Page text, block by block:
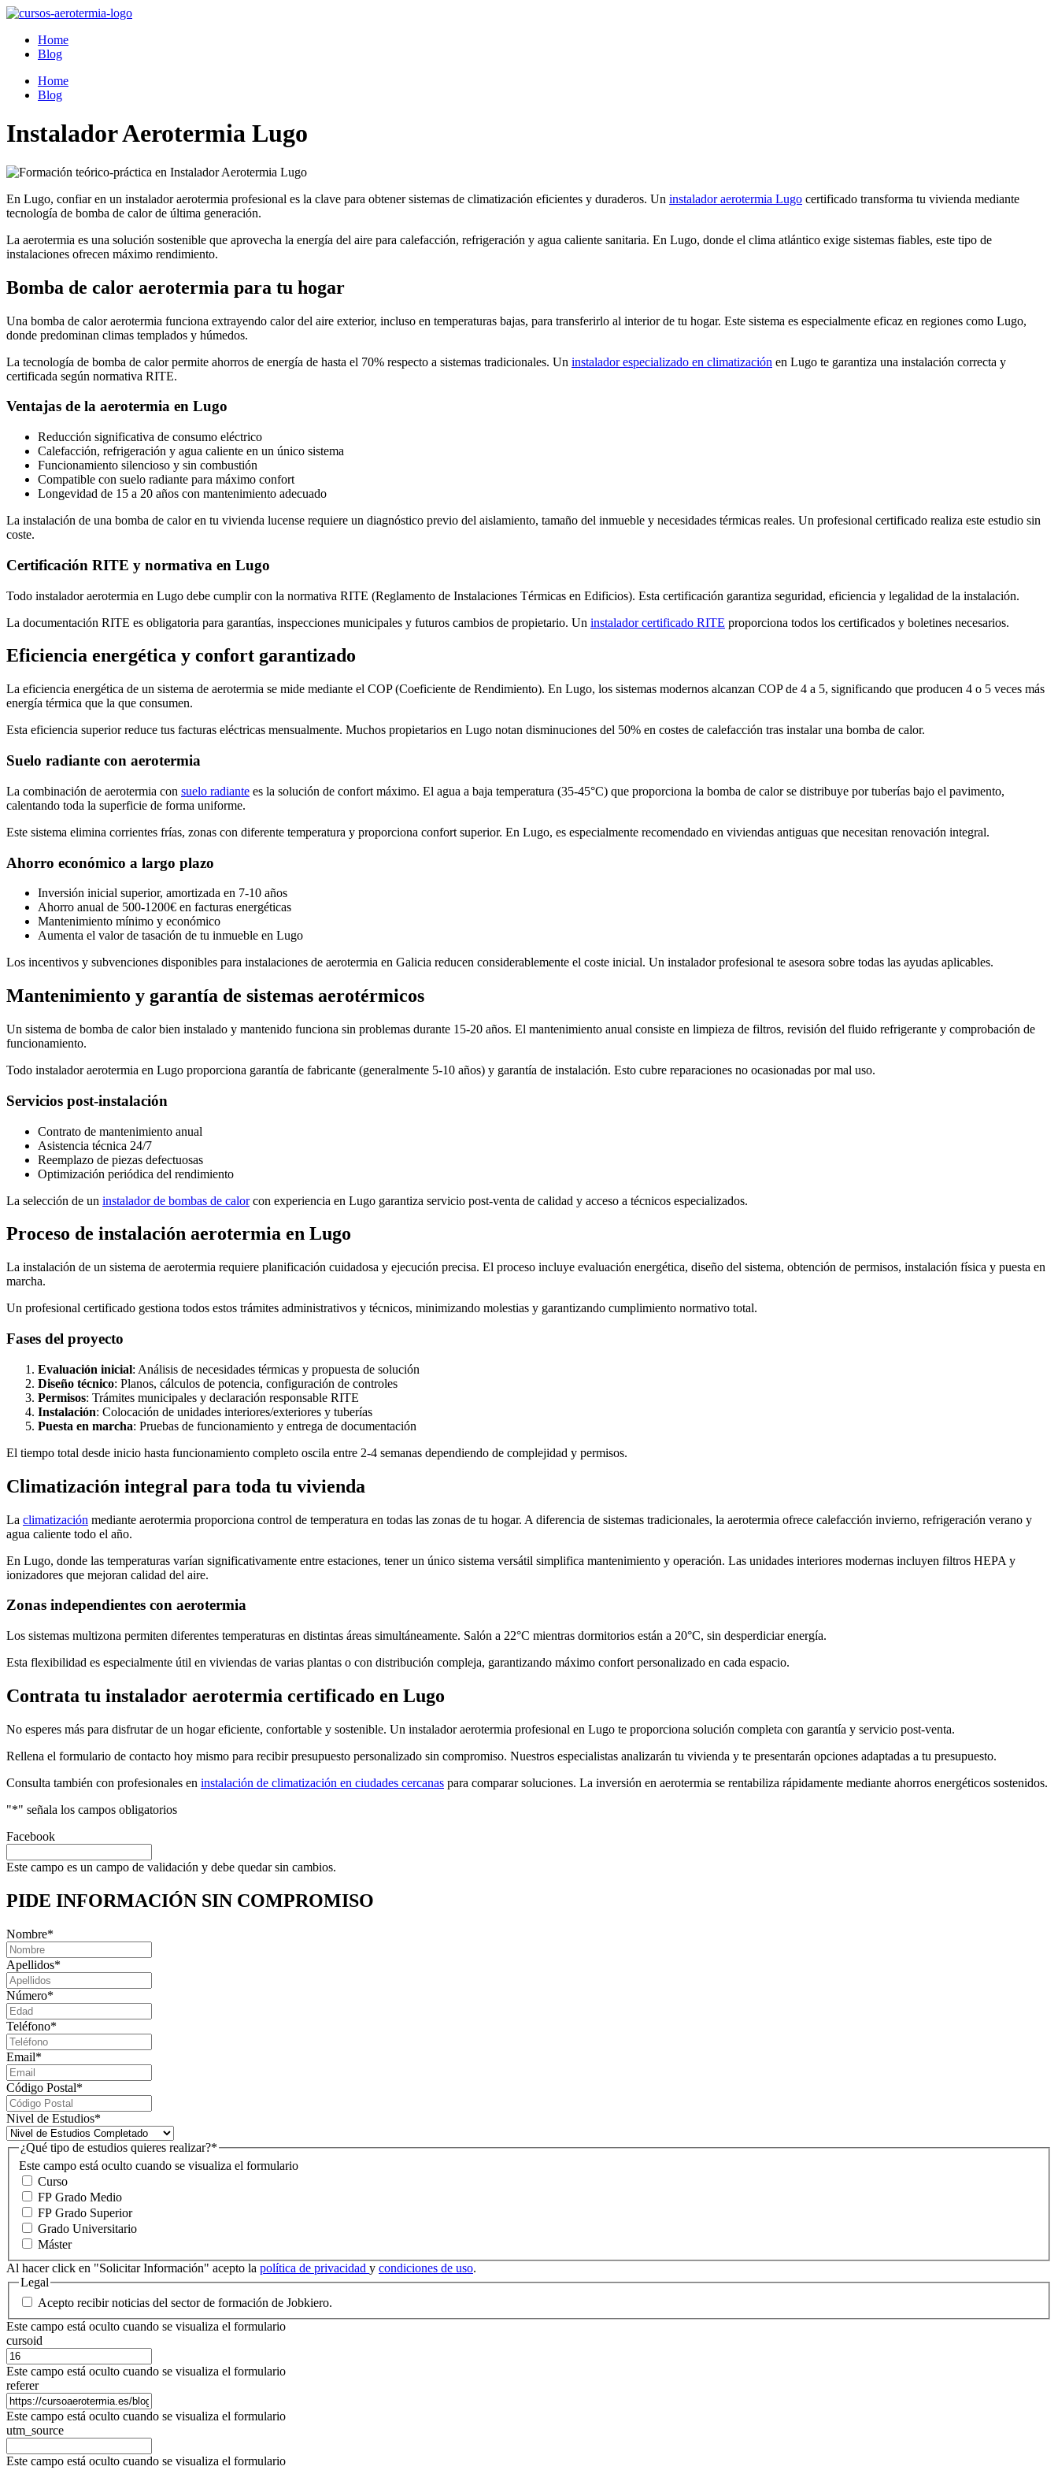
Ir
contenidoHome
Blog
Home
Blog
Instalador Aerotermia Lugo
En Lugo, confiar en un instalador aerotermia profesional es la clave para obtener sistemas de climatización eficientes y duraderos. Un instalador aerotermia Lugo certificado transforma tu vivienda mediante
tecnología de bomba de calor de última generación.
La aerotermia es una solución sostenible que aprovecha la energía del aire para calefacción, refrigeración y agua caliente sanitaria. En Lugo, donde el clima atlántico exige sistemas fiables, este tipo de
instalaciones ofrecen máximo rendimiento.
Bomba de calor aerotermia para tu hogar
Una bomba de calor aerotermia funciona extrayendo calor del aire exterior, incluso en temperaturas bajas, para transferirlo al interior de tu hogar. Este sistema es especialmente eficaz en regiones como Lugo,
donde predominan climas templados y húmedos.
La tecnología de bomba de calor permite ahorros de energía de hasta el 70% respecto a sistemas tradicionales. Un instalador especializado en climatización en Lugo te garantiza una instalación correcta y
certificada según normativa RITE.
Ventajas de la aerotermia en Lugo
Reducción significativa de consumo eléctrico
Calefacción, refrigeración y agua caliente en un único sistema
Funcionamiento silencioso y sin combustión
Compatible con suelo radiante para máximo confort
Longevidad de 15 a 20 años con mantenimiento adecuado
La instalación de una bomba de calor en tu vivienda lucense requiere un diagnóstico previo del aislamiento, tamaño del inmueble y necesidades térmicas reales. Un profesional certificado realiza este estudio sin
coste.
Certificación RITE y normativa en Lugo
Todo instalador aerotermia en Lugo debe cumplir con la normativa RITE (Reglamento de Instalaciones Térmicas en Edificios). Esta certificación garantiza seguridad, eficiencia y legalidad de la instalación.
La documentación RITE es obligatoria para garantías, inspecciones municipales y futuros cambios de propietario. Un instalador certificado RITE proporciona todos los certificados y boletines necesarios.
Eficiencia energética y confort garantizado
La eficiencia energética de un sistema de aerotermia se mide mediante el COP (Coeficiente de Rendimiento). En Lugo, los sistemas modernos alcanzan COP de 4 a 5, significando que producen 4 o 5 veces más
energía térmica que la que consumen.
Esta eficiencia superior reduce tus facturas eléctricas mensualmente. Muchos propietarios en Lugo notan disminuciones del 50% en costes de calefacción tras instalar una bomba de calor.
Suelo radiante con aerotermia
La combinación de aerotermia con suelo radiante es la solución de confort máximo. El agua a baja temperatura (35-45°C) que proporciona la bomba de calor se distribuye por tuberías bajo el pavimento,
calentando toda la superficie de forma uniforme.
Este sistema elimina corrientes frías, zonas con diferente temperatura y proporciona confort superior. En Lugo, es especialmente recomendado en viviendas antiguas que necesitan renovación integral.
Ahorro económico a largo plazo
Inversión inicial superior, amortizada en 7-10 años
Ahorro anual de 500-1200€ en facturas energéticas
Mantenimiento mínimo y económico
Aumenta el valor de tasación de tu inmueble en Lugo
Los incentivos y subvenciones disponibles para instalaciones de aerotermia en Galicia reducen considerablemente el coste inicial. Un instalador profesional te asesora sobre todas las ayudas aplicables.
Mantenimiento y garantía de sistemas aerotérmicos
Un sistema de bomba de calor bien instalado y mantenido funciona sin problemas durante 15-20 años. El mantenimiento anual consiste en limpieza de filtros, revisión del fluido refrigerante y comprobación de
funcionamiento.
Todo instalador aerotermia en Lugo proporciona garantía de fabricante (generalmente 5-10 años) y garantía de instalación. Esto cubre reparaciones no ocasionadas por mal uso.
Servicios post-instalación
Contrato de mantenimiento anual
Asistencia técnica 24/7
Reemplazo de piezas defectuosas
Optimización periódica del rendimiento
La selección de un instalador de bombas de calorcon experiencia en Lugo garantiza servicio post-venta de calidad y acceso a técnicos especializados.
Proceso de instalación aerotermia en Lugo
La instalación de un sistema de aerotermia requiere planificación cuidadosa y ejecución precisa. El proceso incluye evaluación energética, diseño del sistema, obtención de permisos, instalación física y puesta en
marcha.
Un profesional certificado gestiona todos estos trámites administrativos y técnicos, minimizando molestias y garantizando cumplimiento normativo total.
Fases del proyecto
Evaluación inicial: Análisis de necesidades térmicas y propuesta de solución
Diseño técnico: Planos, cálculos de potencia, configuración de controles
Permisos: Trámites municipales y declaración responsable RITE
Instalación: Colocación de unidades interiores/exteriores y tuberías
Puesta en marcha: Pruebas de funcionamiento y entrega de documentación
El tiempo total desde inicio hasta funcionamiento completo oscila entre 2-4 semanas dependiendo de complejidad y permisos.
Climatización integral para toda tu vivienda
La climatización mediante aerotermia proporciona control de temperatura en todas las zonas de tu hogar. A diferencia de sistemas tradicionales, la aerotermia ofrece calefacción invierno, refrigeración verano y
agua caliente todo el año.
En Lugo, donde las temperaturas varían significativamente entre estaciones, tener un único sistema versátil simplifica mantenimiento y operación. Las unidades interiores modernas incluyen filtros HEPA y
ionizadores que mejoran calidad del aire.
Zonas independientes con aerotermia
Los sistemas multizona permiten diferentes temperaturas en distintas áreas simultáneamente. Salón a 22°C mientras dormitorios están a 20°C, sin desperdiciar energía.
Esta flexibilidad es especialmente útil en viviendas de varias plantas o con distribución compleja, garantizando máximo confort personalizado en cada espacio.
Contrata tu instalador aerotermia certificado en Lugo
No esperes más para disfrutar de un hogar eficiente, confortable y sostenible. Un instalador aerotermia profesional en Lugo te proporciona solución completa con garantía y servicio post-venta.
Rellena el formulario de contacto hoy mismo para recibir presupuesto personalizado sin compromiso. Nuestros especialistas analizarán tu vivienda y te presentarán opciones adaptadas a tu presupuesto.
Consulta también con profesionales en instalación de climatización en ciudades cercanas para comparar soluciones. La inversión en aerotermia se rentabiliza rápidamente mediante ahorros energéticos sostenidos.
"*" señala los campos obligatorios
Facebook
Este campo es un campo de validación y debe quedar sin cambios.
PIDE INFORMACIÓN SIN COMPROMISO
Nombre*
Apellidos*
Número*
Teléfono*
Email*
Código Postal*
Nivel de Estudios*
Este campo está oculto cuando se visualiza el formulario
¿Qué tipo de estudios quieres realizar?*
Curso
FP Grado Medio
FP Grado Superior
Grado Universitario
Máster
Al hacer click en "Solicitar Información" acepto la política de privacidad y condiciones de uso.
Legal
Acepto recibir noticias del sector de formación de Jobkiero.
Este campo está oculto cuando se visualiza el formulario
cursoid
Este campo está oculto cuando se visualiza el formulario
referer
Este campo está oculto cuando se visualiza el formulario
utm_source
Este campo está oculto cuando se visualiza el formulario